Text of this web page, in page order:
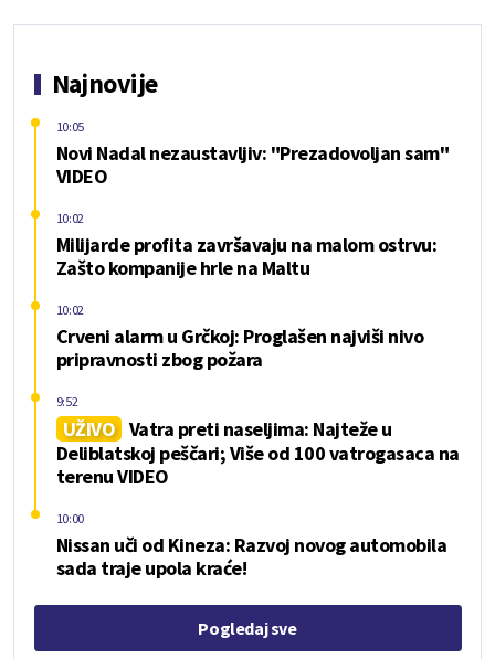
Najnovije
Novi Nadal nezaustavljiv: "Prezadovoljan sam"
VIDEO
10:05
Milijarde profita završavaju na malom ostrvu:
Zašto kompanije hrle na Maltu
10:02
Crveni alarm u Grčkoj: Proglašen najviši nivo
pripravnosti zbog požara
10:02
UŽIVO Vatra preti naseljima: Najteže u
Deliblatskoj peščari; Više od 100 vatrogasaca na
terenu VIDEO
9:52
Nissan uči od Kineza: Razvoj novog automobila
sada traje upola kraće!
10:00
Pogledaj sve